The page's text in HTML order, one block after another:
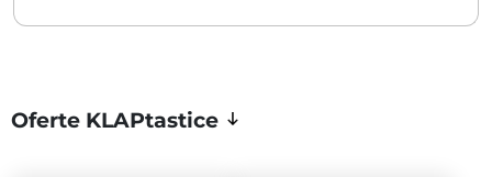
Oferte KLAPtastice